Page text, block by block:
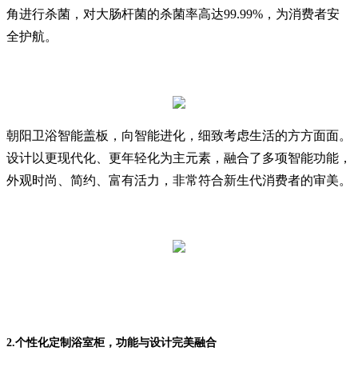
角进行杀菌，对大肠杆菌的杀菌率高达99.99%，为消费者安
全护航。
朝阳卫浴智能盖板，向智能进化，细致考虑生活的方方面面。
设计以更现代化、更年轻化为主元素，融合了多项智能功能，
外观时尚、简约、富有活力，非常符合新生代消费者的审美。
2.个性化定制浴室柜，功能与设计完美融合